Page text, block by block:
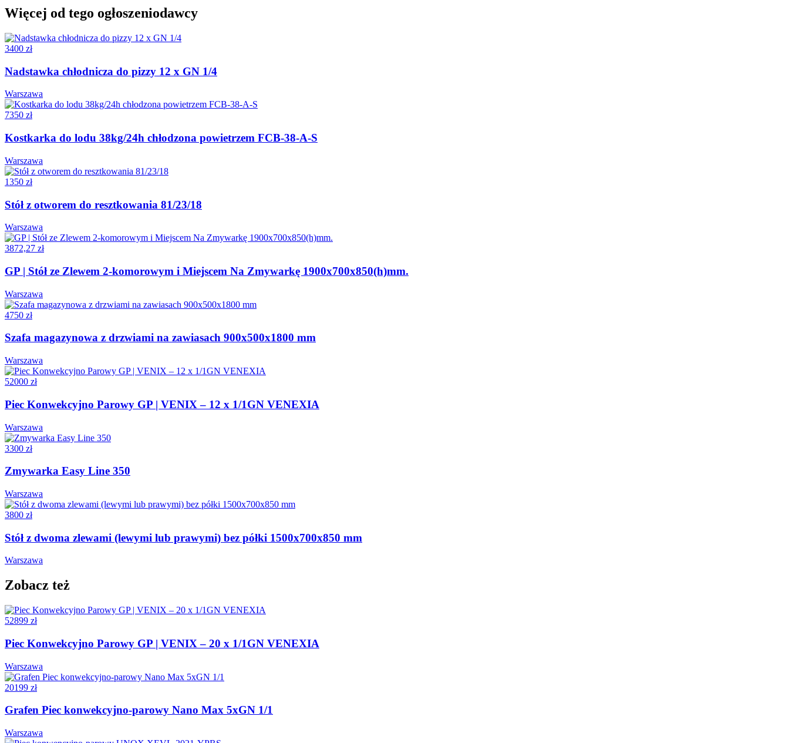
Więcej od tego ogłoszeniodawcy
3400 zł
Nadstawka chłodnicza do pizzy 12 x GN 1/4
Warszawa
7350 zł
Kostkarka do lodu 38kg/24h chłodzona powietrzem FCB-38-A-S
Warszawa
1350 zł
Stół z otworem do resztkowania 81/23/18
Warszawa
3872,27 zł
GP | Stół ze Zlewem 2-komorowym i Miejscem Na Zmywarkę 1900x700x850(h)mm.
Warszawa
4750 zł
Szafa magazynowa z drzwiami na zawiasach 900x500x1800 mm
Warszawa
52000 zł
Piec Konwekcyjno Parowy GP | VENIX – 12 x 1/1GN VENEXIA
Warszawa
3300 zł
Zmywarka Easy Line 350
Warszawa
3800 zł
Stół z dwoma zlewami (lewymi lub prawymi) bez półki 1500x700x850 mm
Warszawa
Zobacz też
52899 zł
Piec Konwekcyjno Parowy GP | VENIX – 20 x 1/1GN VENEXIA
Warszawa
20199 zł
Grafen Piec konwekcyjno-parowy Nano Max 5xGN 1/1
Warszawa